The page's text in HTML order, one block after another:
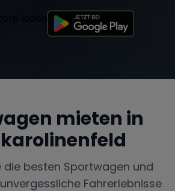
mieten in
die besten Sportwagen und
Fahrerlebnisse